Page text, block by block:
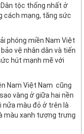
tộc thống nhất ở
cách mạng, tăng sức
phóng miền Nam Việt
vệ nhân dân và tiến
hút mạnh mẽ với
Nam Việt Nam cũng
vàng ở giữa hai nền
nửa màu đỏ ở trên là
màu xanh tượng trưng